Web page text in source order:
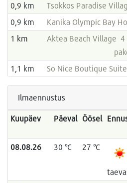
0,9 km
Tsokkos Paradise
0,9 km
Kanika Olympic Bay
1 km
Aktea Beach Village 4
1,1 km So Nice Boutique
Ilmaennustus
Kuupäev Päeval Öösel
08.08.26
30 °C 27 °C